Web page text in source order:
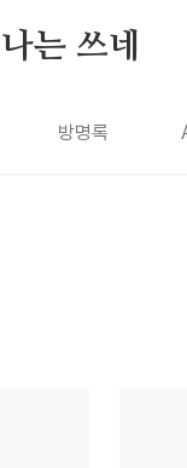
는 쓰네
방명록